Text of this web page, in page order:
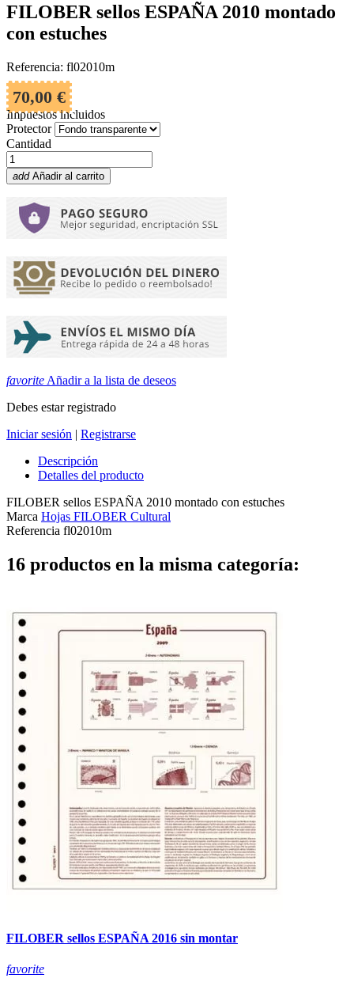
FILOBER sellos ESPAÑA 2010 montado
con estuches
Referencia: fl02010m
70,00 €
Impuestos incluidos
Protector
Cantidad
add Añadir al carrito
favorite Añadir a la lista de deseos
Debes estar registrado
Iniciar sesión | Registrarse
Descripción
Detalles del producto
FILOBER sellos ESPAÑA 2010 montado con estuches
Marca Hojas FILOBER Cultural
Referencia fl02010m
16 productos en la misma categoría:
FILOBER sellos ESPAÑA 2016 sin montar
favorite